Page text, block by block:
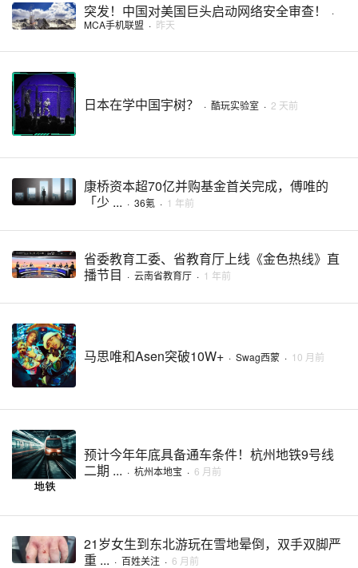
突发！中国对美国巨头启动网络安全审查！
·
MCA手机联盟 · 昨天
日本在学中国宇树？ · 酷玩实验室 · 2 天前
康桥资本超70亿并购基金首关完成，傅唯的
「少 ... · 36氪 · 1 年前
省委教育工委、省教育厅上线《金色热线》直
播节目 · 云南省教育厅 · 1 年前
马思唯和Asen突破10W+ · Swag西蒙 · 10 月前
预计今年年底具备通车条件！杭州地铁9号线
二期 ... · 杭州本地宝 · 6 月前
21岁女生到东北游玩在雪地晕倒，双手双脚严
重 ... · 百姓关注 · 6 月前